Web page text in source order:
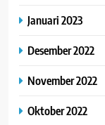
Januari 2023
Desember 2022
November 2022
Oktober 2022